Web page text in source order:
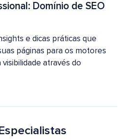
Domínio de SEO
e dicas práticas que
páginas para os motores
através do